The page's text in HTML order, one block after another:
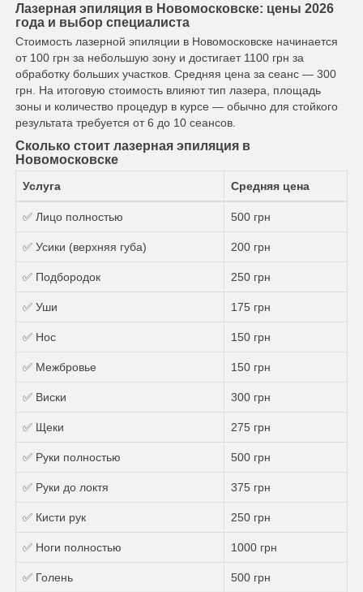
Лазерная эпиляция в Новомосковске: цены 2026
года и выбор специалиста
Стоимость лазерной эпиляции в Новомосковске начинается
от 100 грн за небольшую зону и достигает 1100 грн за
обработку больших участков. Средняя цена за сеанс — 300
грн. На итоговую стоимость влияют тип лазера, площадь
зоны и количество процедур в курсе — обычно для стойкого
результата требуется от 6 до 10 сеансов.
Сколько стоит лазерная эпиляция в
Новомосковске
Услуга Средняя цена
✅ Лицо полностью 500 грн
✅ Усики (верхняя губа) 200 грн
✅ Подбородок 250 грн
✅ Уши 175 грн
✅ Нос 150 грн
✅ Межбровье 150 грн
✅ Виски 300 грн
✅ Щеки 275 грн
✅ Руки полностью 500 грн
✅ Руки до локтя 375 грн
✅ Кисти рук 250 грн
✅ Ноги полностью 1000 грн
✅ Голень 500 грн